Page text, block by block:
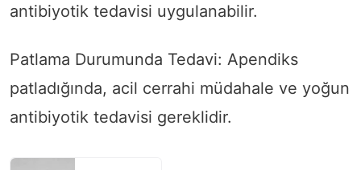
antibiyotik tedavisi uygulanabilir.
Patlama Durumunda Tedavi: Apendiks
patladığında, acil cerrahi müdahale ve yoğun
antibiyotik tedavisi gereklidir.